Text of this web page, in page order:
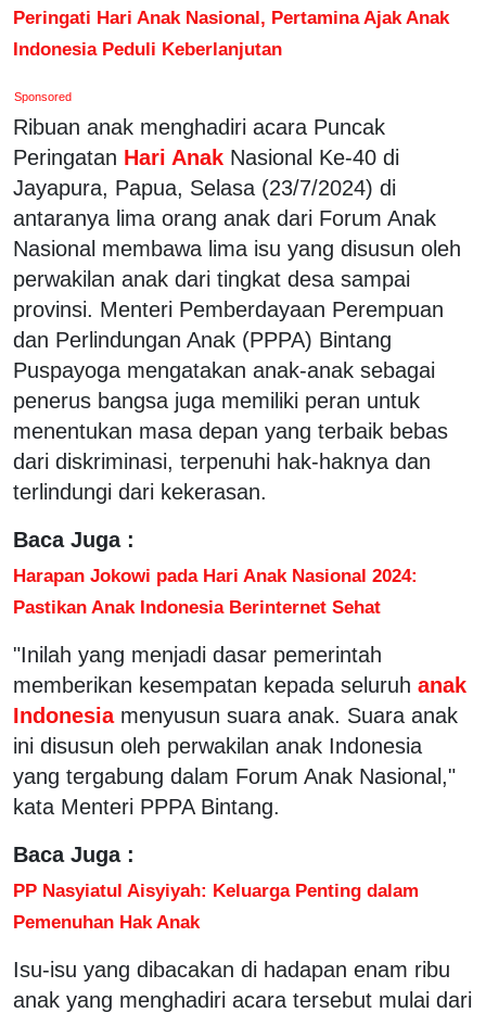
Peringati Hari Anak Nasional, Pertamina Ajak Anak
Indonesia Peduli Keberlanjutan
Sponsored
Ribuan anak menghadiri acara Puncak
Peringatan Hari Anak Nasional Ke-40 di
Jayapura, Papua, Selasa (23/7/2024) di
antaranya lima orang anak dari Forum Anak
Nasional membawa lima isu yang disusun oleh
perwakilan anak dari tingkat desa sampai
provinsi. Menteri Pemberdayaan Perempuan
dan Perlindungan Anak (PPPA) Bintang
Puspayoga mengatakan anak-anak sebagai
penerus bangsa juga memiliki peran untuk
menentukan masa depan yang terbaik bebas
dari diskriminasi, terpenuhi hak-haknya dan
terlindungi dari kekerasan.
Baca Juga :
Harapan Jokowi pada Hari Anak Nasional 2024:
Pastikan Anak Indonesia Berinternet Sehat
"Inilah yang menjadi dasar pemerintah
memberikan kesempatan kepada seluruh anak
Indonesia menyusun suara anak. Suara anak
ini disusun oleh perwakilan anak Indonesia
yang tergabung dalam Forum Anak Nasional,"
kata Menteri PPPA Bintang.
Baca Juga :
PP Nasyiatul Aisyiyah: Keluarga Penting dalam
Pemenuhan Hak Anak
Isu-isu yang dibacakan di hadapan enam ribu
anak yang menghadiri acara tersebut mulai dari